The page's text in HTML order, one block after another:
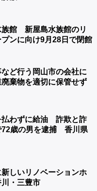
族館 新屋島水族館のリ
ンに向け9月28日で閉館
ど行う岡山市の会社に
棄物を適切に保管せず
払わずに給油 詐欺と詐
72歳の男を逮捕 香川県
しいリノベーションホ
・三豊市